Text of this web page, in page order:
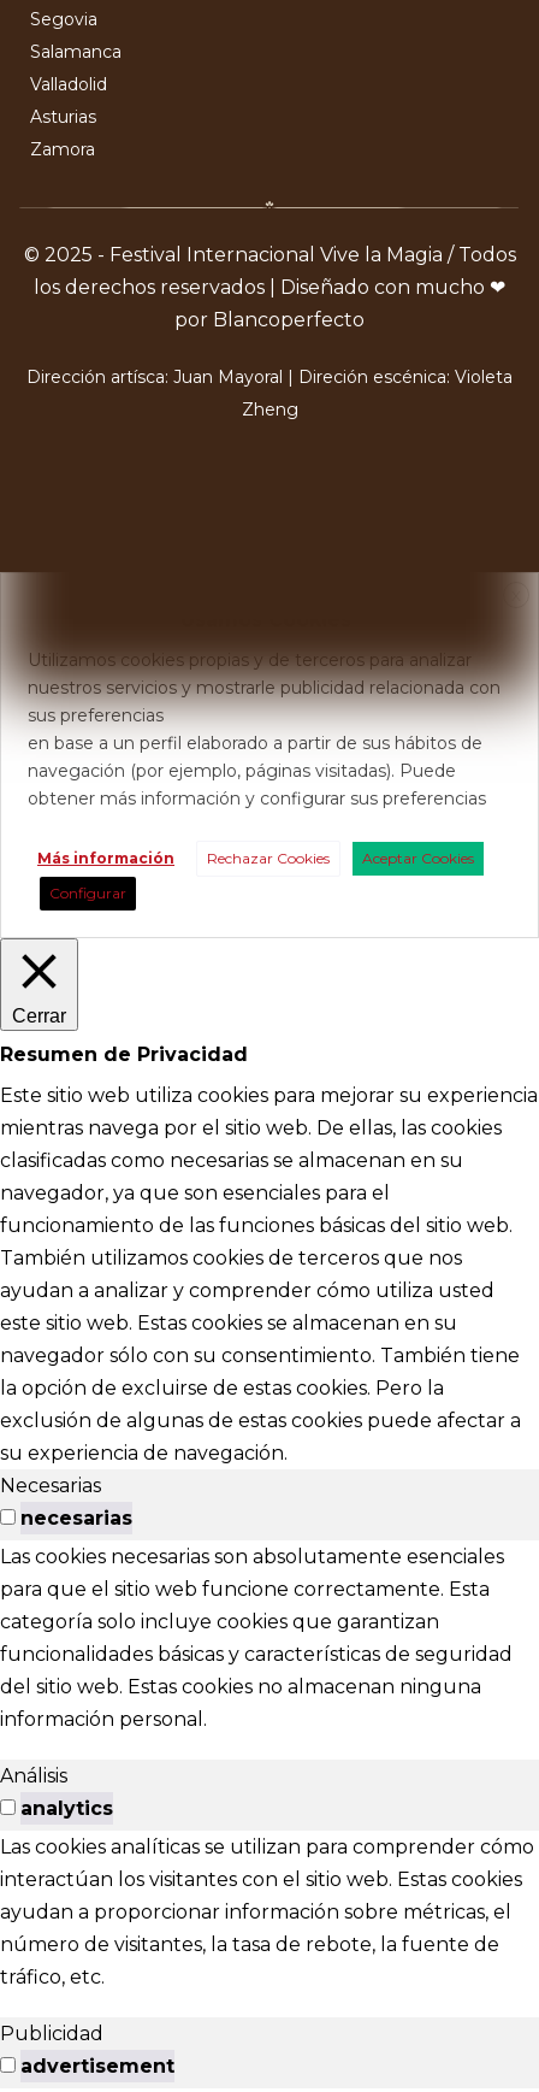
Segovia
Salamanca
Valladolid
Asturias
Zamora
© 2025 - Festival Internacional Vive la Magia / Todos
los derechos reservados | Diseñado con mucho ❤
por Blancoperfecto
Dirección artísca: Juan Mayoral | Direción escénica: Violeta
Zheng
Utilizamos cookies propias y de terceros para analizar
nuestros servicios y mostrarle publicidad relacionada con
sus preferencias
en base a un perfil elaborado a partir de sus hábitos de
navegación (por ejemplo, páginas visitadas). Puede
obtener más información y configurar sus preferencias
Más información Rechazar Cookies
Aceptar Cookies
Configurar
Cerrar
Resumen de Privacidad
Este sitio web utiliza cookies para mejorar su experiencia
mientras navega por el sitio web. De ellas, las cookies
clasificadas como necesarias se almacenan en su
navegador, ya que son esenciales para el
funcionamiento de las funciones básicas del sitio web.
También utilizamos cookies de terceros que nos
ayudan a analizar y comprender cómo utiliza usted
este sitio web. Estas cookies se almacenan en su
navegador sólo con su consentimiento. También tiene
la opción de excluirse de estas cookies. Pero la
exclusión de algunas de estas cookies puede afectar a
su experiencia de navegación.
Necesarias
necesarias
Las cookies necesarias son absolutamente esenciales
para que el sitio web funcione correctamente. Esta
categoría solo incluye cookies que garantizan
funcionalidades básicas y características de seguridad
del sitio web. Estas cookies no almacenan ninguna
información personal.
Análisis
analytics
Las cookies analíticas se utilizan para comprender cómo
interactúan los visitantes con el sitio web. Estas cookies
ayudan a proporcionar información sobre métricas, el
número de visitantes, la tasa de rebote, la fuente de
tráfico, etc.
Publicidad
advertisement